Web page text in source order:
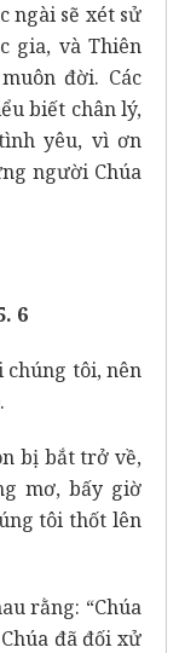
ngài sẽ xét sử
gia, và Thiên
đời. Các
biết chân lý,
yêu, vì ơn
người Chúa
6
chúng tôi, nên
bị bắt trở về,
mơ, bấy giờ
tôi thốt lên
rằng: “Chúa
đã đối xử